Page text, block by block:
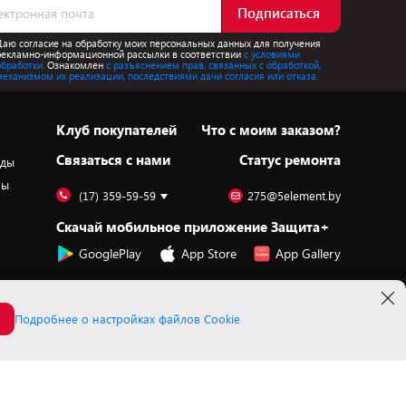
Подписаться
согласие на обработку моих персональных данных для получения
информационной рассылки в соответствиис условиями
Ознакомлен с разъяснением прав, связанных с обработкой,
их реализации, последствиями дачи согласия или отказа.
Клуб покупателей
Cвязаться с нами
Что с моим заказом?
Статус ремонта
(17) 359-59-59 275@5element.by
Скачай мобильное приложение Защита+
GooglePlay App Store App Gallery
Подробнее о настройках файлов Cookie